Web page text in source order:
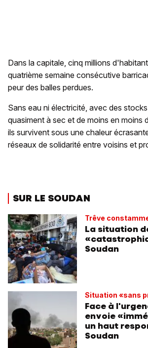
Dans la capitale, cinq millions
quatrième semaine consécutive
peur des balles perdues.
Sans eau ni électricité, avec des
quasiment à sec et de moins en moins
ils survivent sous une chaleur
réseaux de solidarité entre voisins et
SUR LE SOUDAN
Trêve
La situation
Soudan
Situation «sans
Face à
envoie
un haut
Soudan